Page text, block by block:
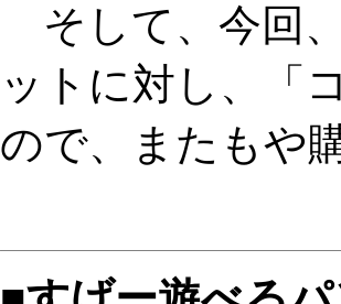
そして、今回
ットに対し、「
ので、またもや